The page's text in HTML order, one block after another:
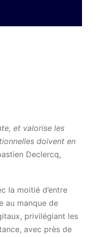
et valorise les
doivent en
Declercq,
la moitié d’entre
au manque de
privilégiant les
avec près de